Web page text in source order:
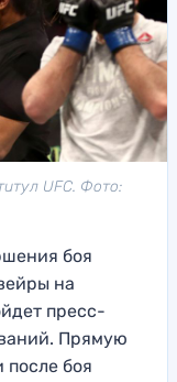
UFC. Фото:
боя
на
пресс-
Прямую
боя